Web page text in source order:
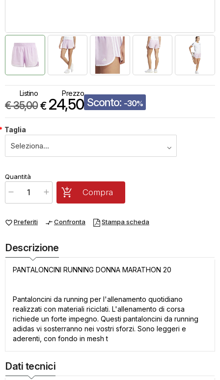
Listino
€35,00
Prezzo
€ 24,50 Sconto: -30%
Taglia
x1 Prezzo finale:
Quantità
favorite_borderPreferiti compare_arrowsConfronta Stampa scheda
Compra
Descrizione
PANTALONCINI RUNNING DONNA MARATHON 20
Pantaloncini da running per l'allenamento quotidiano
realizzati con materiali riciclati. L'allenamento di corsa
richiede un forte impegno. Questi pantaloncini da running
adidas vi sosterranno nei vostri sforzi. Sono leggeri e
aderenti, con fondo in mesh t
Dati tecnici